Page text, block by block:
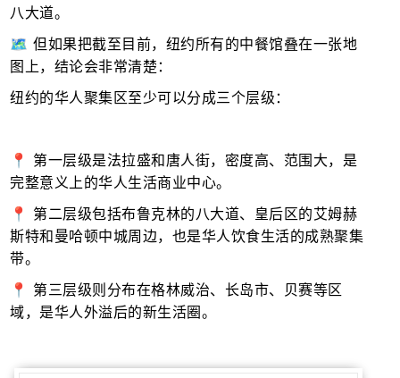
八大道。
🗺️ 但如果把截至目前，纽约所有的中餐馆叠在一张地
图上，结论会非常清楚：
纽约的华人聚集区至少可以分成三个层级：
📍 第一层级是法拉盛和唐人街，密度高、范围大，是
完整意义上的华人生活商业中心。
📍 第二层级包括布鲁克林的八大道、皇后区的艾姆赫
斯特和曼哈顿中城周边，也是华人饮食生活的成熟聚集
带。
📍 第三层级则分布在格林威治、长岛市、贝赛等区
域，是华人外溢后的新生活圈。